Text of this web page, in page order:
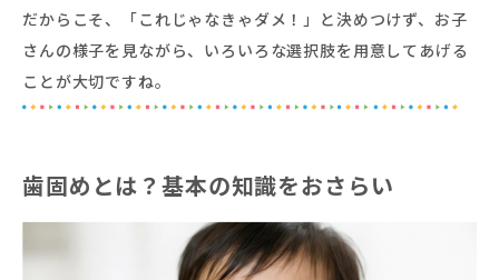
だからこそ、「これじゃなきゃダメ！」と決めつけず、お子
さんの様子を見ながら、いろいろな選択肢を用意してあげる
ことが大切ですね。
歯固めとは？基本の知識をおさらい